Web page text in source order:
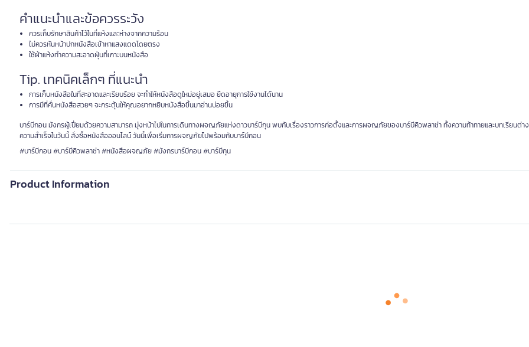
คำแนะนำและข้อควรระวัง
ควรเก็บรักษาสินค้าไว้ในที่แห้งและห่างจากความร้อน
ไม่ควรหันหน้าปกหนังสือเข้าหาแสงแดดโดยตรง
ใช้ผ้าแห้งทำความสะอาดฝุ่นที่เกาะบนหนังสือ
Tip. เทคนิคเล็กๆ ที่แนะนำ
การเก็บหนังสือในที่สะอาดและเรียบร้อย จะทำให้หนังสือดูใหม่อยู่เสมอ ยืดอายุการใช้งานได้นาน
การมีที่คั่นหนังสือสวยๆ จะกระตุ้นให้คุณอยากหยิบหนังสือขึ้นมาอ่านบ่อยขึ้น
บาร์บีกอน มังกรผู้เปี่ยมด้วยความสามารถ มุ่งหน้าไปในการเดินทางผจญภัยแห่งดาวบาร์บีกุน พบกับเรื่องราวการก่อตั้งและการผจญภัยของบาร์บีคิวพลาซ่า ทั้งความท้าทายและบทเรียนต่า
ความสำเร็จในวันนี้ สั่งซื้อหนังสือออนไลน์ วันนี้เพื่อเริ่มการผจญภัยไปพร้อมกับบาร์บีกอน
#บาร์บีกอน #บาร์บีคิวพลาซ่า #หนังสือผจญภัย #มังกรบาร์บีกอน #บาร์บีกุน
Product Information